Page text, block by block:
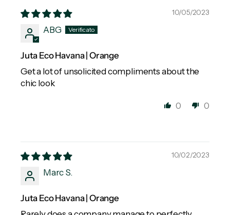
10/05/2023
ABG
Juta Eco Havana | Orange
Get a lot of unsolicited compliments about the
chic look
0 0
10/02/2023
Marc S.
Juta Eco Havana | Orange